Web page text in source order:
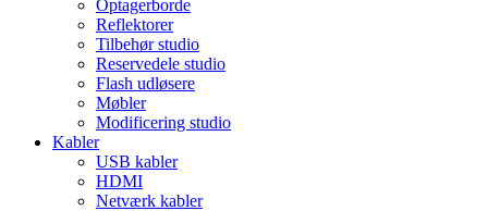
Optagerborde
Reflektorer
Tilbehør studio
Reservedele studio
Flash udløsere
Møbler
Modificering studio
Kabler
USB kabler
HDMI
Netværk kabler